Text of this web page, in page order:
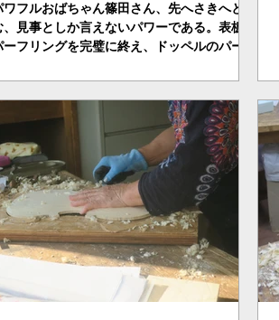
ワフルおばちゃん篠田さん、先へさきへと進
、見事としか言えないパワーである。表板の
ーフリングを完璧に終え、ドッペルのパーフ